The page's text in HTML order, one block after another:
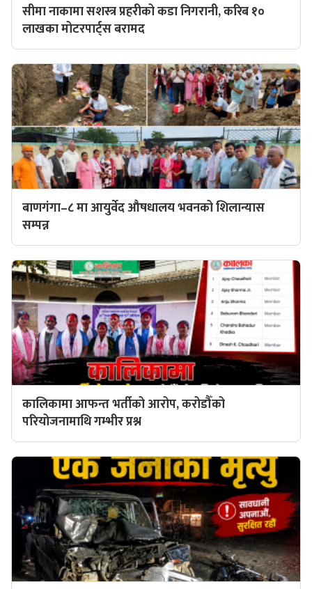
सीमा नाकामा सशस्त्र प्रहरीको कडा निगरानी, करिब १०
लाखका मोटरपार्ट्स बरामद
बाणगंगा–८ मा आयुर्वेद औषधालय भवनको शिलान्यास
सम्पन्न
कालिकामा आफन्त भर्तीको आरोप, करोडौँको
परियोजनामाथि गम्भीर प्रश्न